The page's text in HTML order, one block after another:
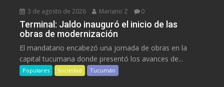
3 de agosto de 2026 Mariano Z 0
Terminal: Jaldo inauguró el inicio de las
obras de modernización
El mandatario encabezó una jornada de obras en la
capital tucumana donde presentó los avances de...
Populares Sociedad Tucumán